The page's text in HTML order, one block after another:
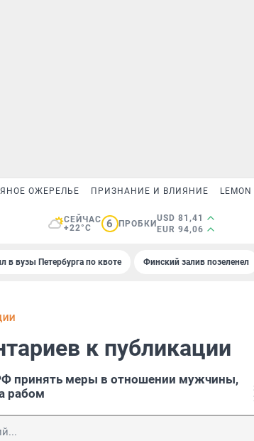
ОЖЕРЕЛЬЕ ПРИЗНАНИЕ И ВЛИЯНИЕ
СЕЙЧАС
+22°C
6 ПРОБКИ
USD 81,41
EUR 94,06
в вузы Петербурга по квоте Финский залив позеленел
к публикации
принять меры в отношении мужчины,
рабом